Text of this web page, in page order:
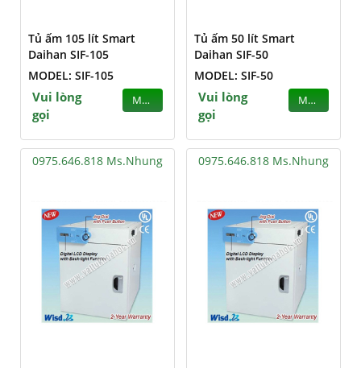
Tủ ấm 105 lít Smart
Daihan SIF-105
MODEL: SIF-105
Vui lòng
gọi
MUA
Tủ ấm 50 lít Smart
Daihan SIF-50
MODEL: SIF-50
Vui lòng
gọi
MUA
0975.646.818 Ms.Nhung 0975.646.818 Ms.Nhung